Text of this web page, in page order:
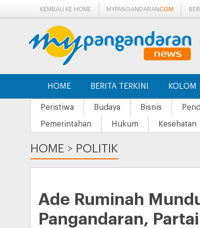
KEMBALI KE HOME MYPANGANDARANCOM
HOME BERITA TERKINI KOLOM
Peristiwa Budaya Bisnis
Pemerintahan Hukum Kesehatan
HOME > POLITIK
Ade Ruminah
Pangandaran,